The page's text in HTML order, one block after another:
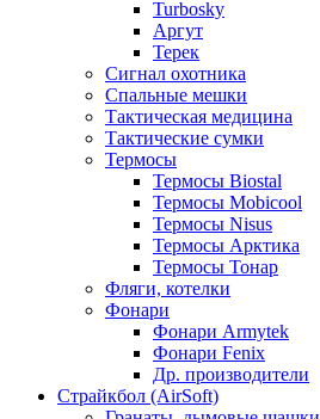
Turbosky
Аргут
Терек
Сигнал охотника
Спальные мешки
Тактическая медицина
Тактические сумки
Термосы
Термосы Biostal
Термосы Mobicool
Термосы Nisus
Термосы Арктика
Термосы Тонар
Фляги, котелки
Фонари
Фонари Armytek
Фонари Fenix
Др. производители
Страйкбол (AirSoft)